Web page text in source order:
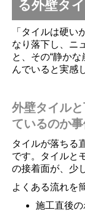
る外壁タ
「タイルは硬い
なり落下し、ニ
と、その“静か
んでいると実感
外壁タイル
ているのか
タイルが落ちる
です。タイルと
の接着面が、少
よくある流れを
施工直後